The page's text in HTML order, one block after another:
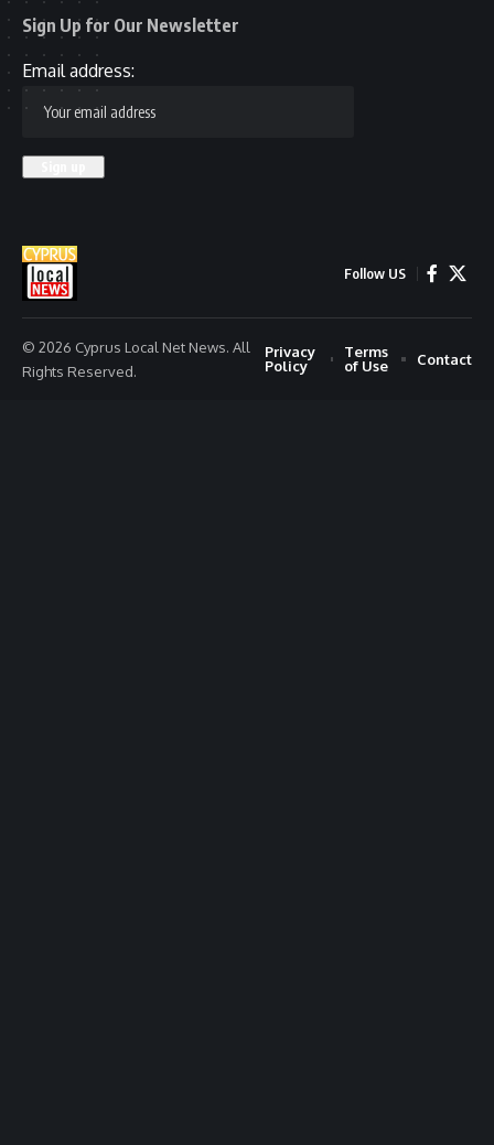
Sign Up for Our Newsletter
Email address:
Follow US
© 2026 Cyprus Local Net News. All
Rights Reserved.
Privacy
Policy
Terms
of Use
Contact